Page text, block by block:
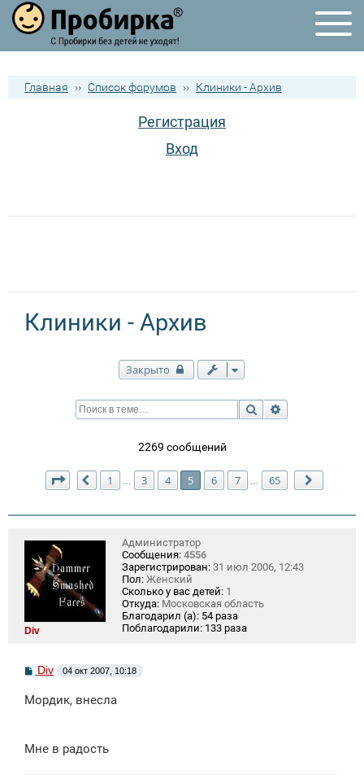
Главная ›› Список форумов ›› Клиники - Архив
Регистрация
Вход
Клиники - Архив
Закрыто
Поиск
2269 сообщений
Страница 5из 65
Пред.
1 … 3 4 5 6 7 … 65
Div
Администратор
Сообщения: 4556
Зарегистрирован: 31 июл 2006, 12:43
Пол: Женский
Сколько у вас детей: 1
Откуда: Московская область
Благодарил (а): 54 раза
Поблагодарили: 133 раза
С
б
и
Div 04 окт 2007, 10:18
Мордик, внесла
Мне в радость